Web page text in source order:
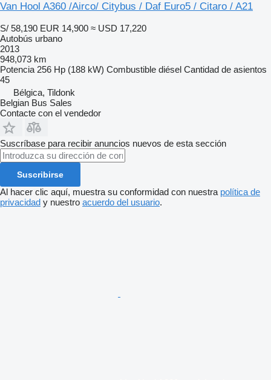
Van Hool A360 /Airco/ Citybus / Daf Euro5 / Citaro / A21
S/ 58,190 EUR 14,900 ≈ USD 17,220
Autobús urbano
2013
948,073 km
Potencia 256 Hp (188 kW) Combustible diésel Cantidad de asientos
45
Bélgica, Tildonk
Belgian Bus Sales
Contacte con el vendedor
Suscríbase para recibir anuncios nuevos de esta sección
Suscribirse
Al hacer clic aquí, muestra su conformidad con nuestra política de
privacidad y nuestro acuerdo del usuario.